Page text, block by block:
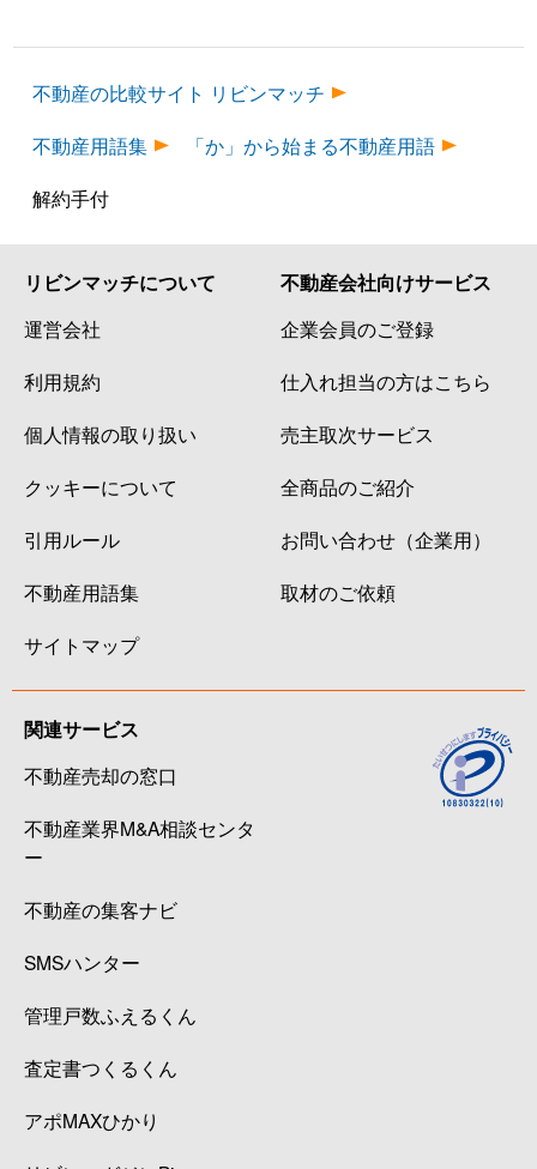
不動産の比較サイト リビンマッチ
不動産用語集
「か」から始まる不動産用語
解約手付
リビンマッチについて
運営会社
利用規約
個人情報の取り扱い
クッキーについて
引用ルール
不動産用語集
サイトマップ
不動産会社向けサービス
企業会員のご登録
仕入れ担当の方はこちら
売主取次サービス
全商品のご紹介
お問い合わせ（企業用）
取材のご依頼
関連サービス
不動産売却の窓口
不動産業界M&A相談センタ
ー
不動産の集客ナビ
SMSハンター
管理戸数ふえるくん
査定書つくるくん
アポMAXひかり